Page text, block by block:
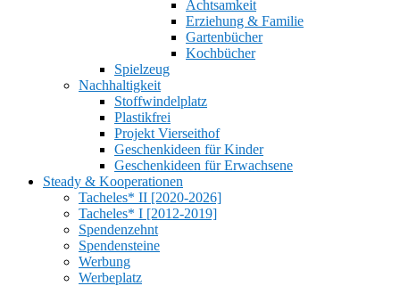
Achtsamkeit
Erziehung & Familie
Gartenbücher
Kochbücher
Spielzeug
Nachhaltigkeit
Stoffwindelplatz
Plastikfrei
Projekt Vierseithof
Geschenkideen für Kinder
Geschenkideen für Erwachsene
Steady & Kooperationen
Tacheles* II [2020-2026]
Tacheles* I [2012-2019]
Spendenzehnt
Spendensteine
Werbung
Werbeplatz